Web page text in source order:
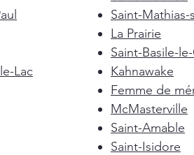
Lac
Saint-Mathias-
La Prairie
Saint-Basile-
Kahnawake
Femme de
McMasterville
Saint-Amable
Saint-Isidore